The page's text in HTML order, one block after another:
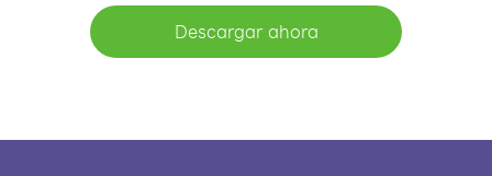
Descargar ahora